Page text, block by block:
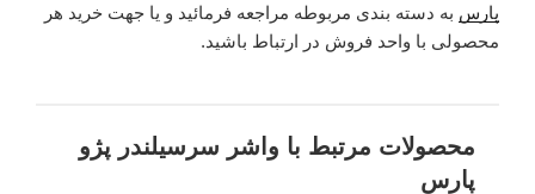
پارس به دسته بندی مربوطه مراجعه فرمائید و یا جهت خرید هر
محصولی با واحد فروش در ارتباط باشید.
محصولات مرتبط با واشر سرسیلندر پژو
پارس